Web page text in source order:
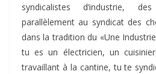
syndicalistes d’industrie, des
parallèlement au syndicat des
dans la tradition du «Une
tu es un électricien, un
travaillant à la cantine, tu te